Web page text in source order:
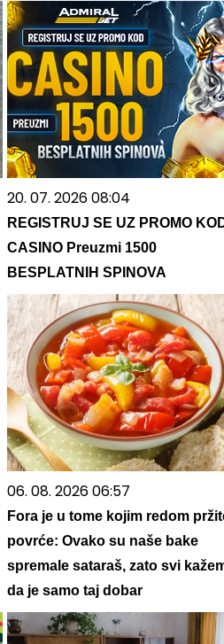
20. 07. 2026 08:04
REGISTRUJ SE UZ PROMO
CASINO Preuzmi 1500
BESPLATNIH SPINOVA
06. 08. 2026 06:57
Fora je u tome kojim redom
povrće: Ovako su naše bake
spremale sataraš, zato svi
da je samo taj dobar